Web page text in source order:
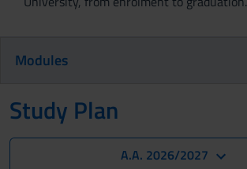
Modules
Study Plan
A.A. 2026/2027